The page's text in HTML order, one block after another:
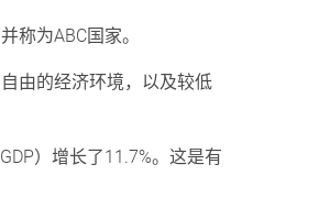
称为ABC国家。
由的经济环境，以及较低
）增长了11.7%。这是有